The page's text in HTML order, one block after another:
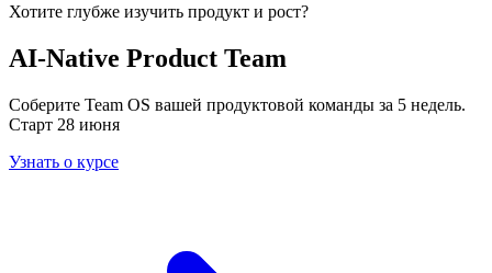
Хотите глубже изучить продукт и рост?
AI-Native Product Team
Соберите Team OS вашей продуктовой команды за 5 недель.
Старт 28 июня
Узнать о курсе